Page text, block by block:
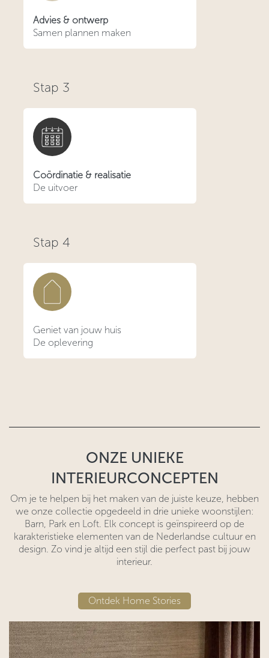
Advies & ontwerp
Samen plannen maken
Stap 3
Coördinatie & realisatie
De uitvoer
Stap 4
Geniet van jouw huis
De oplevering
ONZE UNIEKE
INTERIEURCONCEPTEN
Om je te helpen bij het maken van de juiste keuze, hebben
we onze collectie opgedeeld in drie unieke woonstijlen:
Barn, Park en Loft. Elk concept is geïnspireerd op de
karakteristieke elementen van de Nederlandse cultuur en
design. Zo vind je altijd een stijl die perfect past bij jouw
interieur.
Ontdek Home St​​ories​​